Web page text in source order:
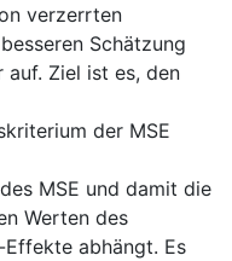
verzerrten
Schätzung
auf. Ziel ist es, den
der MSE
MSE und damit die
Werten des
abhängt. Es